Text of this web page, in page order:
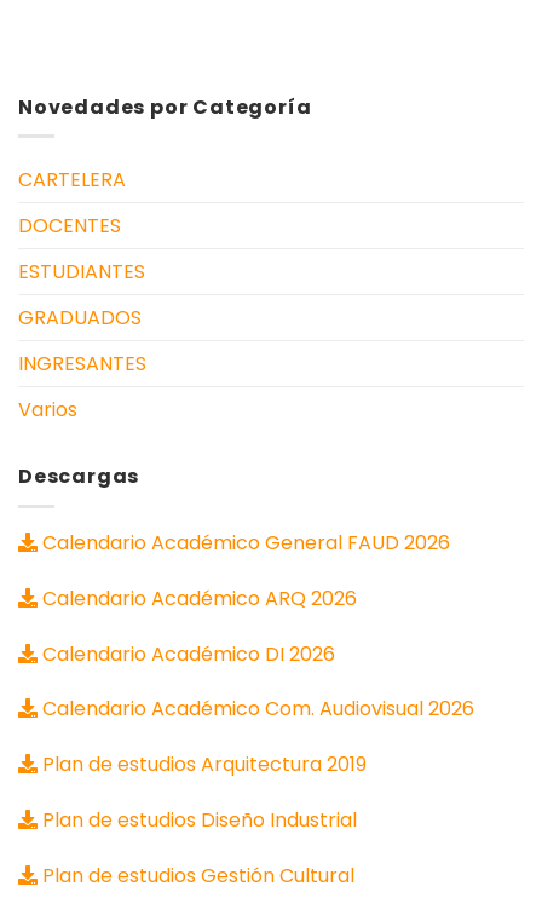
Novedades por Categoría
CARTELERA
DOCENTES
ESTUDIANTES
GRADUADOS
INGRESANTES
Varios
Descargas
Calendario Académico General FAUD 2026
Calendario Académico ARQ 2026
Calendario Académico DI 2026
Calendario Académico Com. Audiovisual 2026
Plan de estudios Arquitectura 2019
Plan de estudios Diseño Industrial
Plan de estudios Gestión Cultural